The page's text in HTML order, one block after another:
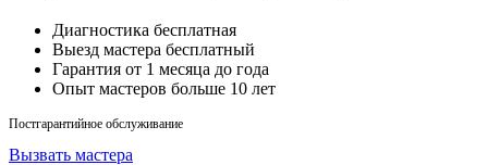
Диагностика бесплатная
Выезд мастера бесплатный
Гарантия от 1 месяца до года
Опыт мастеров больше 10 лет
Постгарантийное обслуживание
Вызвать мастера